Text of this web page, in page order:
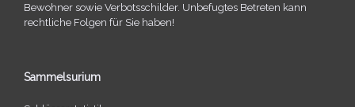
Bewohner sowie Verbotsschilder. Unbefugtes Betreten kann
recht­li­che Folgen für Sie haben!
Sammelsurium